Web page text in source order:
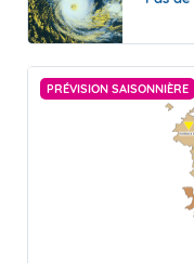
PRÉVISION SAISONNIÈRE